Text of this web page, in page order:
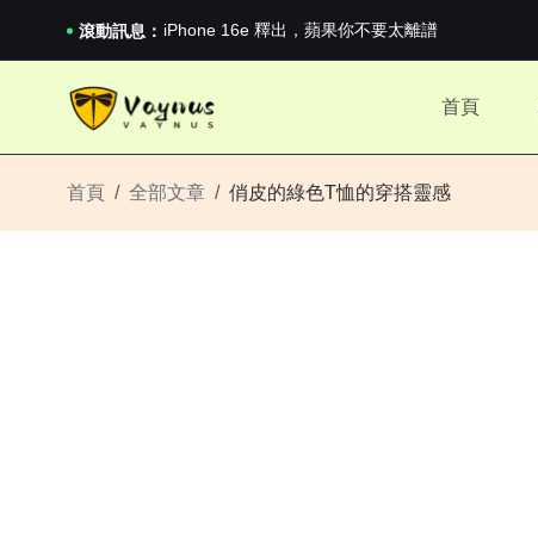
滾動訊息： 2026澳網男單收官：全滿貫對上全滿亞，德約...
《巔峰守衛 Highguard》正式上線，官...
2026澳網男單收官：全滿貫對上全滿亞，德約...
首頁
首頁 全部文章 俏皮的綠色T恤的穿搭靈感